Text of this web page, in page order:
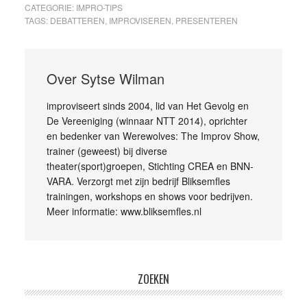
CATEGORIE: IMPRO-TIPS
TAGS: DEBATTEREN IMPROVISEREN PRESENTEREN
Over Sytse Wilman
improviseert sinds 2004, lid van Het Gevolg en
De Vereeniging (winnaar NTT 2014), oprichter
en bedenker van Werewolves: The Improv Show,
trainer (geweest) bij diverse
theater(sport)groepen, Stichting CREA en BNN-
VARA. Verzorgt met zijn bedrijf Bliksemfles
trainingen, workshops en shows voor bedrijven.
Meer informatie: www.bliksemfles.nl
ZOEKEN